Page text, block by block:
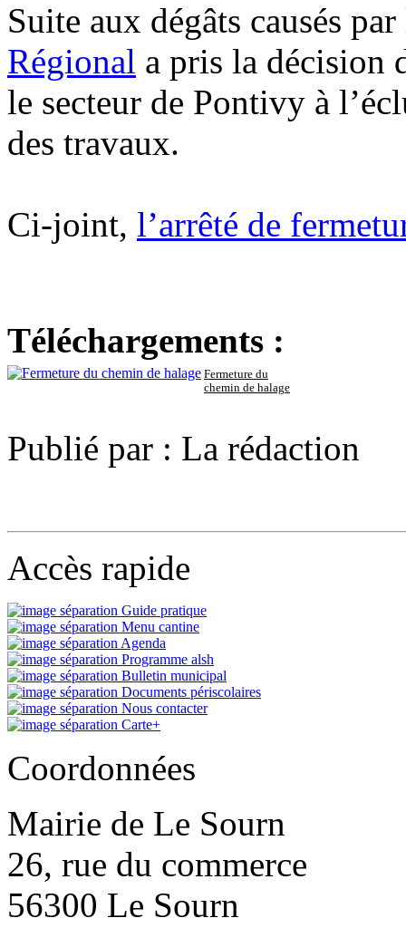
Suite aux dégâts causés
Régional a pris la décision
le secteur de Pontivy à
des travaux.
Ci-joint, l’arrêté de
Téléchargements :
Fermeture du
chemin de halage
Publié par : La rédaction
Accès rapide
Guide pratique
Menu cantine
Agenda
Programme alsh
Bulletin municipal
Documents périscolaires
Nous contacter
Carte+
Coordonnées
Mairie de Le Sourn
26, rue du commerce
56300 Le Sourn